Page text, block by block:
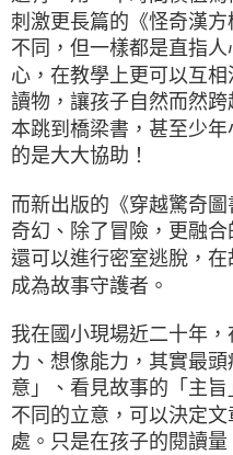
刺激更長篇的《怪奇漢
不同，但一樣都是直指
心，在教學上更可以互
讀物，讓孩子自然而然
本跳到橋梁書，甚至少
的是大大協助！
而新出版的《穿越驚奇
奇幻、除了冒險，更融
還可以進行密室逃脫，在
成為故事守護者。
我在國小現場近二十年
力、想像能力，其實最
意」、看見故事的「主
不同的立意，可以決定
處。只是在孩子的閱讀